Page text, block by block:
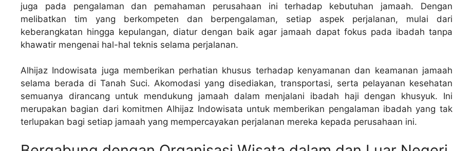
juga pada pengalaman dan pemahaman perusahaan ini terhadap kebutuhan jamaah. Dengan
melibatkan tim yang berkompeten dan berpengalaman, setiap aspek perjalanan, mulai dari
keberangkatan hingga kepulangan, diatur dengan baik agar jamaah dapat fokus pada ibadah tanpa
khawatir mengenai hal-hal teknis selama perjalanan.
Alhijaz Indowisata juga memberikan perhatian khusus terhadap kenyamanan dan keamanan jamaah
selama berada di Tanah Suci. Akomodasi yang disediakan, transportasi, serta pelayanan kesehatan
semuanya dirancang untuk mendukung jamaah dalam menjalani ibadah haji dengan khusyuk. Ini
merupakan bagian dari komitmen Alhijaz Indowisata untuk memberikan pengalaman ibadah yang tak
terlupakan bagi setiap jamaah yang mempercayakan perjalanan mereka kepada perusahaan ini.